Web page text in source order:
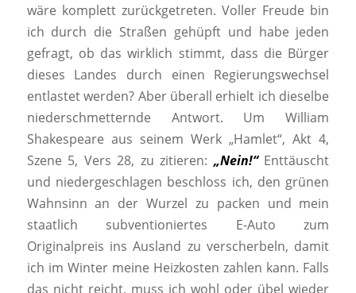
wäre komplett zurückgetreten. Voller Freude bin
ich durch die Straßen gehüpft und habe jeden
gefragt, ob das wirklich stimmt, dass die Bürger
dieses Landes durch einen Regierungswechsel
entlastet werden? Aber überall erhielt ich dieselbe
niederschmetternde Antwort. Um William
Shakespeare aus seinem Werk „Hamlet“, Akt 4,
Szene 5, Vers 28, zu zitieren: „Nein!“ Enttäuscht
und niedergeschlagen beschloss ich, den grünen
Wahnsinn an der Wurzel zu packen und mein
staatlich subventioniertes E-Auto zum
Originalpreis ins Ausland zu verscherbeln, damit
ich im Winter meine Heizkosten zahlen kann. Falls
das nicht reicht, muss ich wohl oder übel wieder